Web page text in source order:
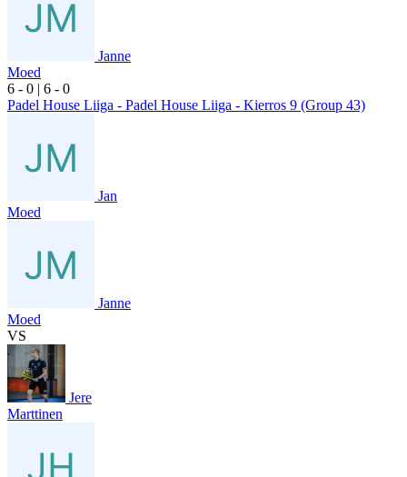
Janne
Moed
6 - 0 | 6 - 0
Padel House Liiga - Padel House Liiga - Kierros 9 (Group 43)
Jan
Moed
Janne
Moed
VS
Jere
Marttinen